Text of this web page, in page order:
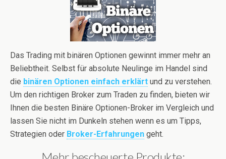
Das Trading mit binären Optionen gewinnt immer mehr an
Beliebtheit. Selbst für absolute Neulinge im Handel sind
die binären Optionen einfach erklärt und zu verstehen.
Um den richtigen Broker zum Traden zu finden, bieten wir
Ihnen die besten Binäre Optionen-Broker im Vergleich und
lassen Sie nicht im Dunkeln stehen wenn es um Tipps,
Strategien oder Broker-Erfahrungen geht.